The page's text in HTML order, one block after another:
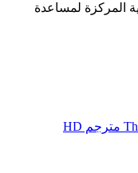
المركزة لمساعدة